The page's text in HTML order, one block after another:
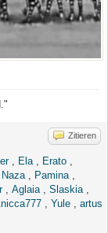
Zitieren
, Ela Erato
Naza Pamina
, Aglaia Slaskia
Yule
artus